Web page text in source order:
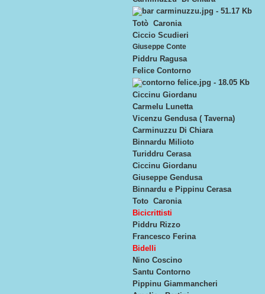
Totò Caronia
Ciccio Scudieri
Giuseppe Conte
Piddru Ragusa
Felice Contorno
Ciccinu Giordanu
Carmelu Lunetta
Vicenzu Gendusa ( Taverna)
Carminuzzu Di Chiara
Binnardu Milioto
Turiddru Cerasa
Ciccinu Giordanu
Giuseppe Gendusa
Binnardu e Pippinu Cerasa
Toto Caronia
Bicicrittisti
Piddru Rizzo
Francesco Ferina
Bidelli
Nino Coscino
Santu Contorno
Pippinu Giammancheri